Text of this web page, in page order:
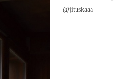
@jituskaaa